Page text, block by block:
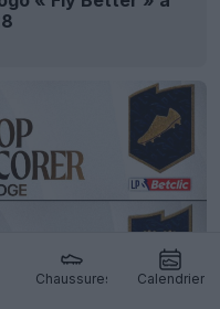
Chaussures Calendrier